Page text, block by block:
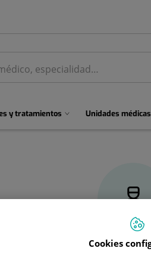
y tratamientos Unidades médicas
Cookies